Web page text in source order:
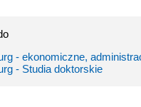
- ekonomiczne,
- Studia doktorskie